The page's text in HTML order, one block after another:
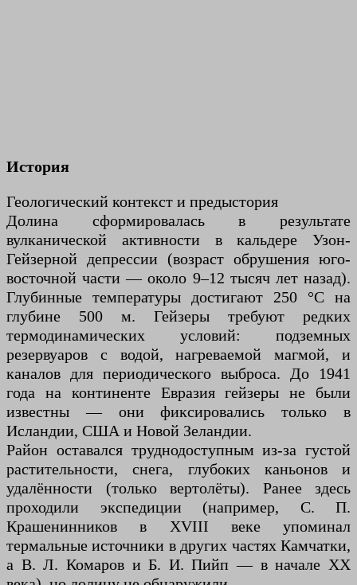
История
Геологический контекст и предыстория
Долина сформировалась в результате
вулканической активности в кальдере Узон-
Гейзерной депрессии (возраст обрушения юго-
восточной части — около 9–12 тысяч лет назад).
Глубинные температуры достигают 250 °C на
глубине 500 м. Гейзеры требуют редких
термодинамических условий: подземных
резервуаров с водой, нагреваемой магмой, и
каналов для периодического выброса. До 1941
года на континенте Евразия гейзеры не были
известны — они фиксировались только в
Исландии, США и Новой Зеландии.
Район оставался труднодоступным из-за густой
растительности, снега, глубоких каньонов и
удалённости (только вертолёты). Ранее здесь
проходили экспедиции (например, С. П.
Крашенинников в XVIII веке упоминал
термальные источники в других частях Камчатки,
а В. Л. Комаров и Б. И. Пийп — в начале XX